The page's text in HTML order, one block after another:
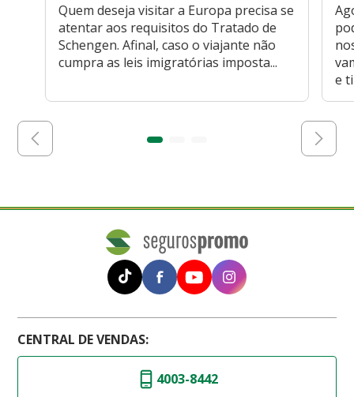
Quem deseja visitar a Europa precisa se
atentar aos requisitos do Tratado de
Schengen. Afinal, caso o viajante não
cumpra as leis imigratórias imposta...
e
CENTRAL DE VENDAS:
4003-8442